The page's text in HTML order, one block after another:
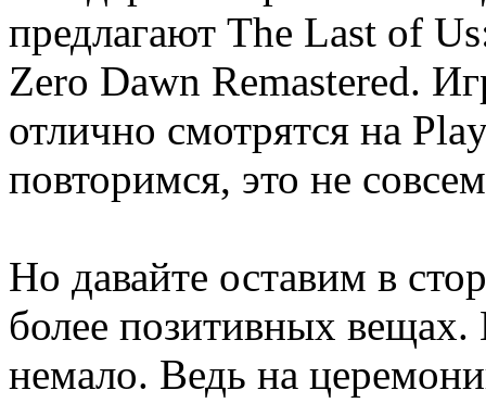
предлагают The Last of
Zero Dawn Remastered.
отлично смотрятся на
повторимся, это не
Но давайте оставим в
более позитивных вещах.
немало. Ведь на